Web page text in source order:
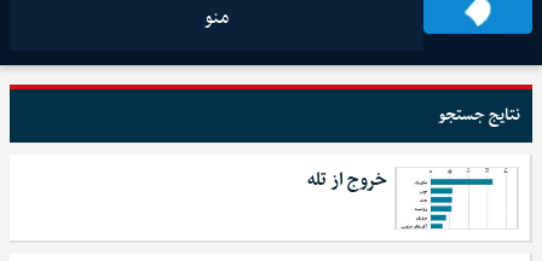
منو
نتایج جستجو
خروج از تله